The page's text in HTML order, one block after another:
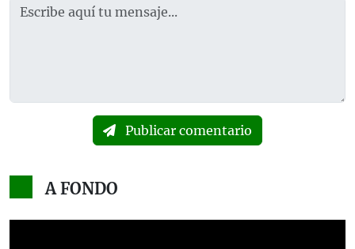
Publicar comentario
A FONDO